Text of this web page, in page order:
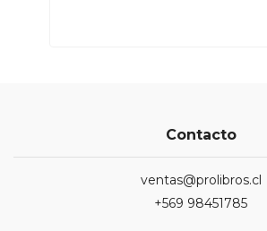
Contacto
ventas@prolibros.cl
+569 98451785